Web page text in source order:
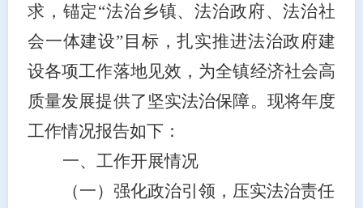
求，锚定“法治乡镇、法治政府、法治社
会一体建设”目标，扎实推进法治政府建
设各项工作落地见效，为全镇经济社会高
质量发展提供了坚实法治保障。现将年度
工作情况报告如下：
一、工作开展情况
（一）强化政治引领，压实法治责任